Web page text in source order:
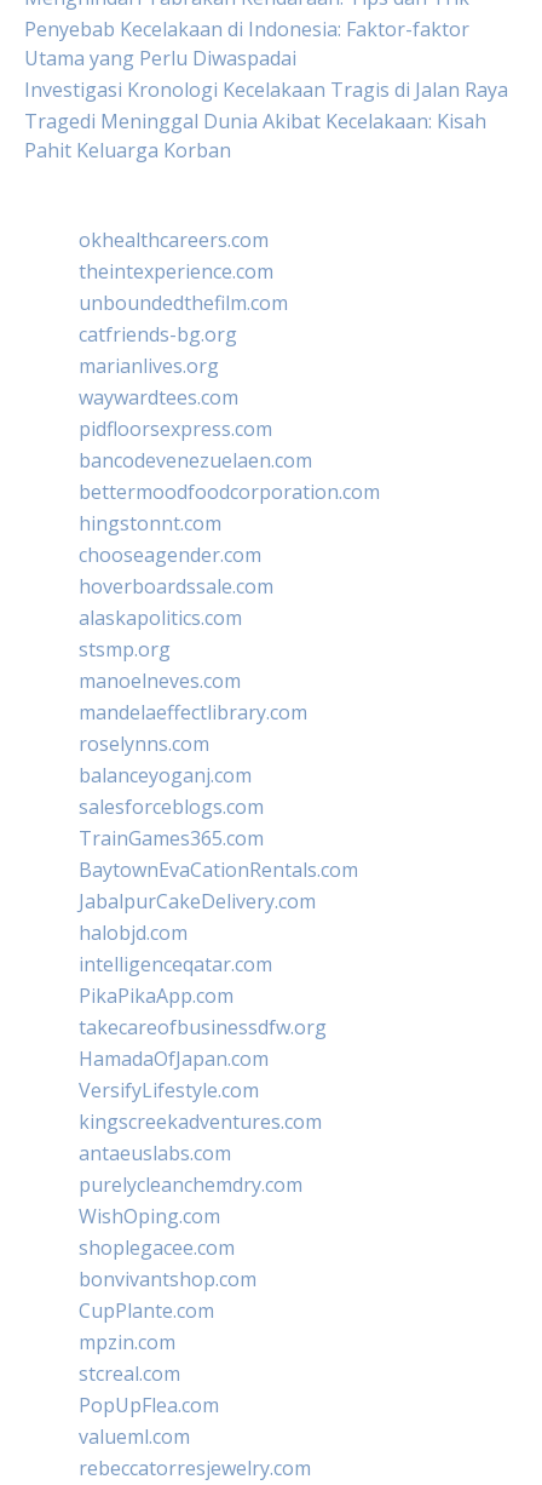
Penyebab Kecelakaan di Indonesia: Faktor-faktor
Utama yang Perlu Diwaspadai
Investigasi Kronologi Kecelakaan Tragis di Jalan Raya
Tragedi Meninggal Dunia Akibat Kecelakaan: Kisah
Pahit Keluarga Korban
okhealthcareers.com
theintexperience.com
unboundedthefilm.com
catfriends-bg.org
marianlives.org
waywardtees.com
pidfloorsexpress.com
bancodevenezuelaen.com
bettermoodfoodcorporation.com
hingstonnt.com
chooseagender.com
hoverboardssale.com
alaskapolitics.com
stsmp.org
manoelneves.com
mandelaeffectlibrary.com
roselynns.com
balanceyoganj.com
salesforceblogs.com
TrainGames365.com
BaytownEvaCationRentals.com
JabalpurCakeDelivery.com
halobjd.com
intelligenceqatar.com
PikaPikaApp.com
takecareofbusinessdfw.org
HamadaOfJapan.com
VersifyLifestyle.com
kingscreekadventures.com
antaeuslabs.com
purelycleanchemdry.com
WishOping.com
shoplegacee.com
bonvivantshop.com
CupPlante.com
mpzin.com
stcreal.com
PopUpFlea.com
valueml.com
rebeccatorresjewelry.com